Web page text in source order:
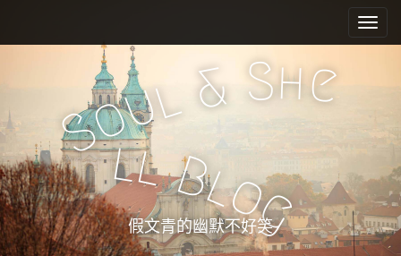
e
n
u
i
c
n
t
e
n
t
S
oul & She
llBlog
假文青的幽默不好笑